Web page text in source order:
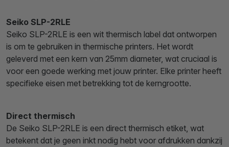
Seiko SLP-2RLE
Seiko SLP-2RLE is een wit thermisch label dat ontworpen
is om te gebruiken in thermische printers. Het wordt
geleverd met een kern van 25mm diameter, wat cruciaal is
voor een goede werking met jouw printer. Elke printer heeft
specifieke eisen met betrekking tot de kerngrootte.
Direct thermisch
De Seiko SLP-2RLE is een direct thermisch etiket, wat
betekent dat je geen inkt nodig hebt voor afdrukken dankzij